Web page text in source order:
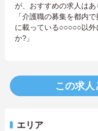
が、おすすめの求人はあ
「介護職の募集を都内
に載っている○○○○○以
か?」
この求人
エリア